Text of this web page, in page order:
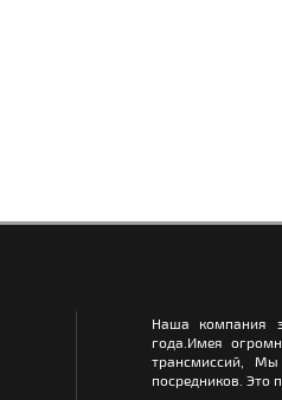
Наша компания
года.Имея
трансмиссий,
посредников. Это